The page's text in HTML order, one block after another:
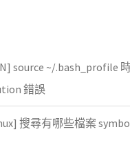
source ~/.bash_profile
錯誤
搜尋有哪些檔案